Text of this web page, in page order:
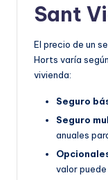
Sant
El precio de un
Horts varía
vivienda:
Seguro
Seguro
anuales
valor